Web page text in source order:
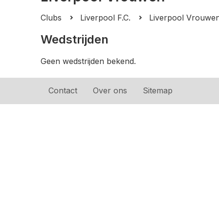
Clubs Liverpool F.C. Liverpool
Wedstrijden
Geen wedstrijden bekend.
Contact Over ons Sitemap